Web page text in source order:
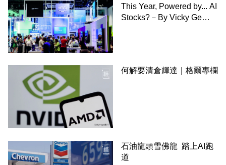
This Year, Powered by... AI
Stocks?－By Vicky Ge
何解要清倉輝達｜格爾專欄
石油龍頭雪佛龍 踏上AI跑
道